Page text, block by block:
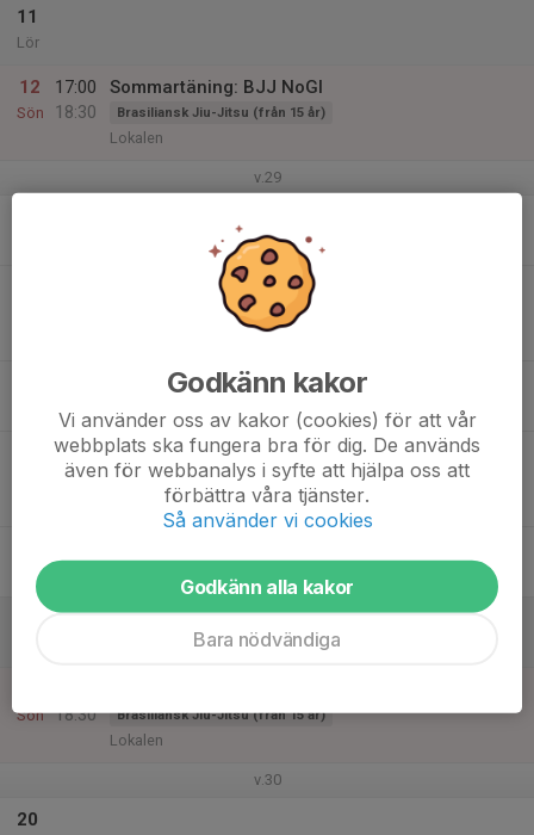
11
Lör
12
Sön
17:00
18:30
Sommartäning: BJJ NoGI
Brasiliansk Jiu-Jitsu (från 15 år)
Lokalen
v.29
Sommarträning: BJJ NoGI
Brasiliansk Jiu-Jitsu (från 15 år)
18:00
19:30
Sommarträning: BJJ NoGI
Brasiliansk Jiu-Jitsu (från 15 år)
Fre
Sön
18:30
Brasiliansk Jiu-Jitsu (från 15 år)
Lokalen
v.30
20
Godkänn kakor
Vi använder oss av kakor (cookies) för att vår
webbplats ska fungera bra för dig. De används
även för webbanalys i syfte att hjälpa oss att
förbättra våra tjänster.
Så använder vi cookies
Godkänn alla kakor
Bara nödvändiga